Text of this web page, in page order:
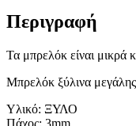
Περιγραφή
Τα μπρελόκ είναι μικρά
Μπρελόκ ξύλινα
Υλικό: ΞΥΛΟ
Πάχος: 3mm